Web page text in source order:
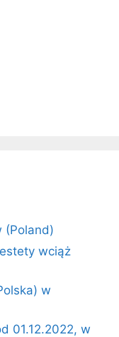
(Poland)
wciąż
w
01.12.2022, w